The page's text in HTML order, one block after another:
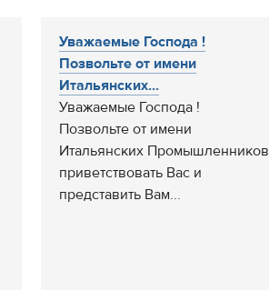
Уважаемые Господа !
Позвольте от имени
Итальянских...
Уважаемые Господа !
Позвольте от имени
Итальянских Промышленников
приветствовать Вас и
представить Вам...